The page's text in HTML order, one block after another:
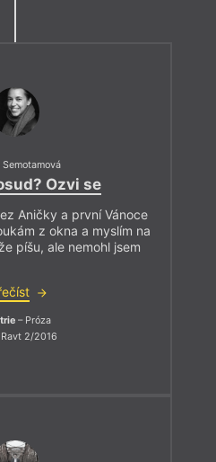
Semotamová
Ozvi se
Aničky a první Vánoce
z okna a myslím na
píšu, ale nemohl jsem
– Próza
2/2016